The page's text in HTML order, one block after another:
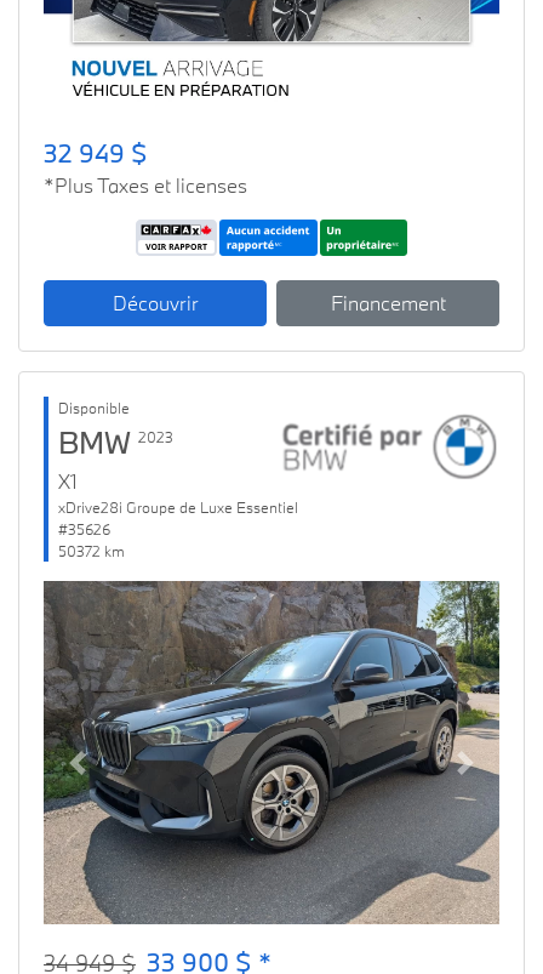
32 949 $
*Plus Taxes et licenses
Découvrir Financement
Disponible
BMW 2023
X1
xDrive28i Groupe de Luxe Essentiel
#35626
50372 km
Previous Next
34 949 $ 33 900 $ *